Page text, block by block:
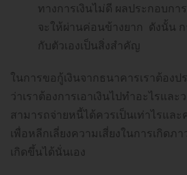
ทางการเงินไม่ดี ผลประกอบก
จะให้ผ่านค่อนข้างยาก ดังนั้น
กับตัวเองเป็นสิ่งสำคัญ
ในการขอกู้เงินจากธนาคารเราต้องป
ว่าเราต้องการเอาเงินไปทำอะไรและ
สามารถจ่ายหนี้ได้ควรเป็นเท่าไรแล
เพื่อหลีกเลี่ยงความเสี่ยงในการเกิดภ
เกิดขึ้นได้นั่นเอง